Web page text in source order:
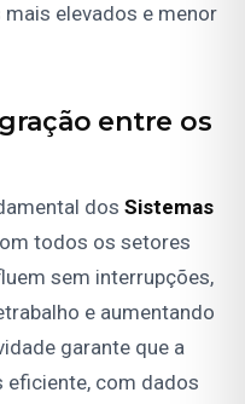
elevados e menor
entre os
dos Sistemas
todos os setores
sem interrupções,
e aumentando
garante que a
eficiente, com dados